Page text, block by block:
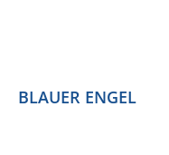
BLAUER ENGEL